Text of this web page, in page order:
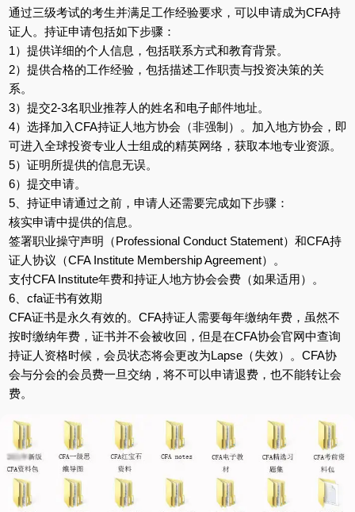
通过三级考试的考生并满足工作经验要求，可以申请成为CFA持
证人。持证申请包括如下步骤：
1）提供详细的个人信息，包括联系方式和教育背景。
2）提供合格的工作经验，包括描述工作职责与投资决策的关
系。
3）提交2-3名职业推荐人的姓名和电子邮件地址。
4）选择加入CFA持证人地方协会（非强制）。加入地方协会，即
可进入全球投资专业人士组成的精英网络，获取本地专业资源。
5）证明所提供的信息无误。
6）提交申请。
5、持证申请通过之前，申请人还需要完成如下步骤：
核实申请中提供的信息。
签署职业操守声明（Professional Conduct Statement）和CFA持
证人协议（CFA Institute Membership Agreement）。
支付CFA Institute年费和持证人地方协会会费（如果适用）。
6、cfa证书有效期
CFA证书是永久有效的。CFA持证人需要每年缴纳年费，虽然不
按时缴纳年费，证书并不会被收回，但是在CFA协会官网中查询
持证人资格时候，会员状态将会更改为Lapse（失效）。CFA协
会与分会的会员费一旦交纳，将不可以申请退费，也不能转让会
费。